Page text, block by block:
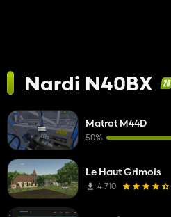
Nardi N40BX
Matrot M44D
50%
Le Haut Grimois
4 710